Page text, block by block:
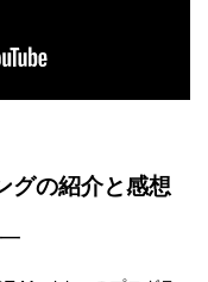
グの紹介と感想